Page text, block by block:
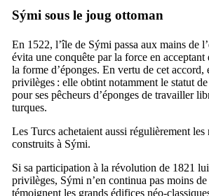
Sými sous le joug ottoman
En 1522, l’île de Sými passa aux mains de
évita une conquête par la force en
la forme d’éponges. En vertu de cet
privilèges : elle obtint notamment le statut
pour ses pêcheurs d’éponges de travailler
turques.
Les Turcs achetaient aussi régulièrement
construits à Sými.
Si sa participation à la révolution de 1821
privilèges, Sými n’en continua pas moins
témoignent les grands édifices néo-